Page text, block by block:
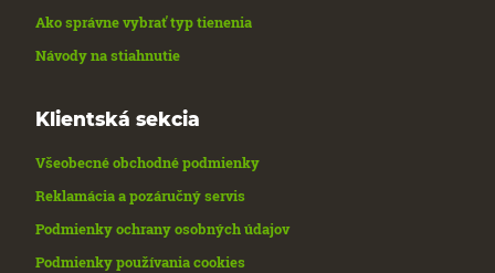
Ako správne vybrať typ tienenia
Návody na stiahnutie
Klientská sekcia
Všeobecné obchodné podmienky
Reklamácia a pozáručný servis
Podmienky ochrany osobných údajov
Podmienky používania cookies